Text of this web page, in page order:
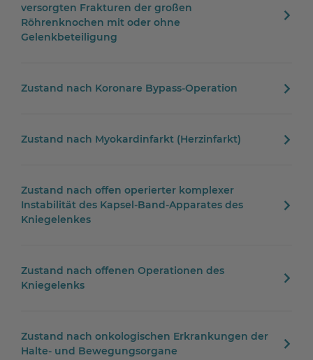
versorgten Frakturen der großen
Röhrenknochen mit oder ohne
Gelenkbeteiligung
Zustand nach Koronare Bypass-Operation
Zustand nach Myokardinfarkt (Herzinfarkt)
Zustand nach offen operierter komplexer
Instabilität des Kapsel-Band-Apparates des
Kniegelenkes
Zustand nach offenen Operationen des
Kniegelenks
Zustand nach onkologischen Erkrankungen der
Halte- und Bewegungsorgane